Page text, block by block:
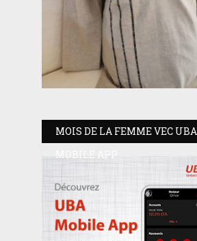
MOIS DE LA FEMME VEC UBA
MOBILE APP